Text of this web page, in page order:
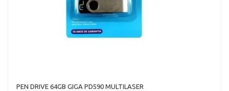
PEN DRIVE 64GB GIGA PD590 MULTILASER